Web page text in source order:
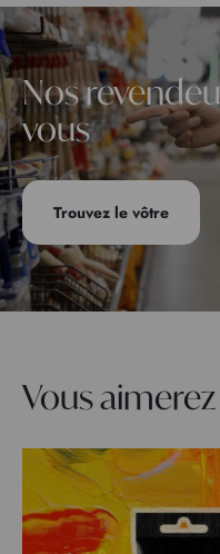
Nos
vous
Trouvez le vôtre
Vous